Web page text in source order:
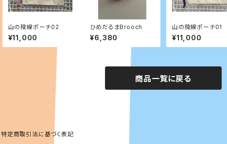
山の稜線ポーチ02
¥11,000
ひめだるまBrooch
¥6,380
山の稜線ポーチ01
¥11,000
商品一覧に戻る
特定商取引法に基づく表記